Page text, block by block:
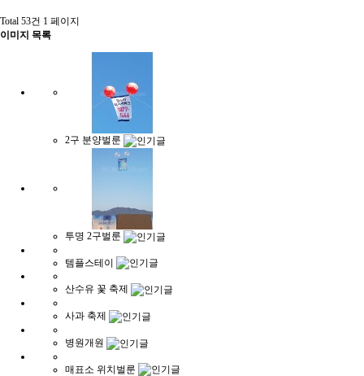
Total 53건 1 페이지
이미지 목록
2구 분양벌룬
투명 2구벌룬
템플스테이
산수유 꽃 축제
사과 축제
병원개원
매표소 위치벌룬